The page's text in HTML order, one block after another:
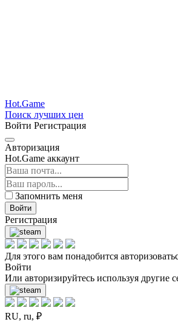
Hot.Game
Поиск лучших цен
Войти Регистрация
Авторизация
Hot.Game аккаунт
Запомнить меня
Войти
Регистрация
Для этого вам понадобится
Войти
Или авторизируйтесь используя другие
RU, ru, ₽